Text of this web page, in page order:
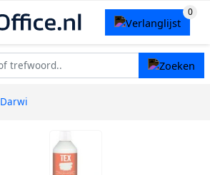
Darwi